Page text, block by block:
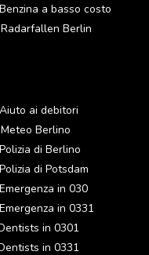
Benzina a basso costo
Radarfallen Berlin
Aiuto ai debitori
Meteo Berlino
Polizia di Berlino
Polizia di Potsdam
Emergenza in 030
in 0331
in 0301
in 0331